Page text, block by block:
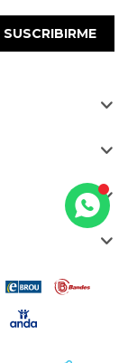
SUSCRIBIRME